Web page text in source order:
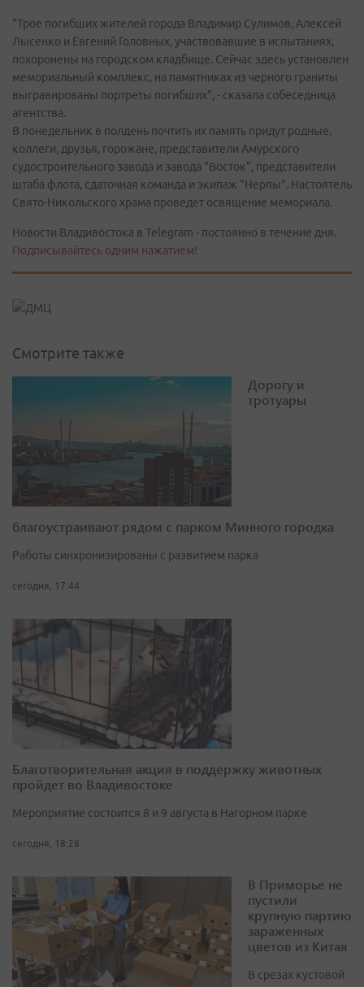
"Трое погибших жителей города Владимир Сулимов, Алексей
Лысенко и Евгений Головных, участвовавшие в испытаниях,
похоронены на городском кладбище. Сейчас здесь установлен
мемориальный комплекс, на памятниках из черного граниты
выгравированы портреты погибших", - сказала собеседница
агентства.
В понедельник в полдень почтить их память придут родные,
коллеги, друзья, горожане, представители Амурского
судостроительного завода и завода "Восток", представители
штаба флота, сдаточная команда и экипаж "Нерпы". Настоятель
Свято-Никольского храма проведет освящение мемориала.
Новости Владивостока в Telegram - постоянно в течение дня.
Подписывайтесь одним нажатием!
Смотрите также
Дорогу и
тротуары
благоустраивают рядом с парком Минного городка
Работы синхронизированы с развитием парка
сегодня, 17:44
Благотворительная акция в поддержку животных
пройдет во Владивостоке
Мероприятие состоится 8 и 9 августа в Нагорном парке
сегодня, 18:28
В Приморье не
пустили
крупную партию
зараженных
цветов из Китая
В срезах кустовой